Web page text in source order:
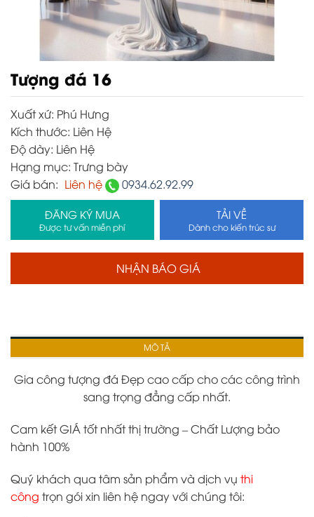
Tượng đá 16
Xuất xứ: Phú Hưng
Kích thước: Liên Hệ
Độ dày: Liên Hệ
Hạng mục: Trưng bày
Giá bán: Liên hệ 0934.62.92.99
ĐĂNG KÝ MUA
Được tư vấn miễn phí
TẢI VỀ
Dành cho kiến trúc sư
NHẬN BÁO GIÁ
MÔ TẢ
Gia công tượng đá Đẹp cao cấp cho các công trình
sang trọng đẳng cấp nhất.
Cam kết GIÁ tốt nhất thị trường – Chất Lượng bảo
hành 100%
Quý khách qua tâm sản phẩm và dịch vụ thi
công trọn gói xin liên hệ ngay với chúng tôi: